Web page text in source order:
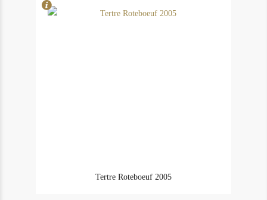
Tertre Roteboeuf 2005